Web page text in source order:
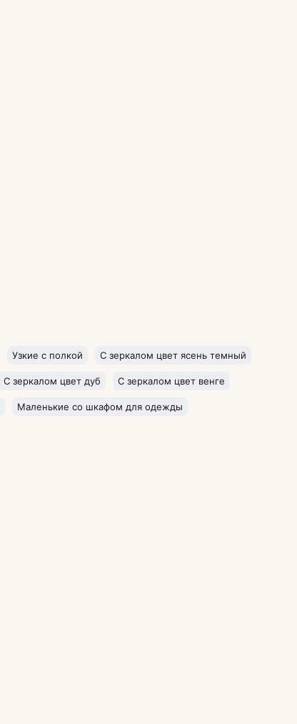
Узкие с полкой С зеркалом цвет ясень темный
С зеркалом цвет дуб С зеркалом цвет венге
Маленькие со шкафом для одежды